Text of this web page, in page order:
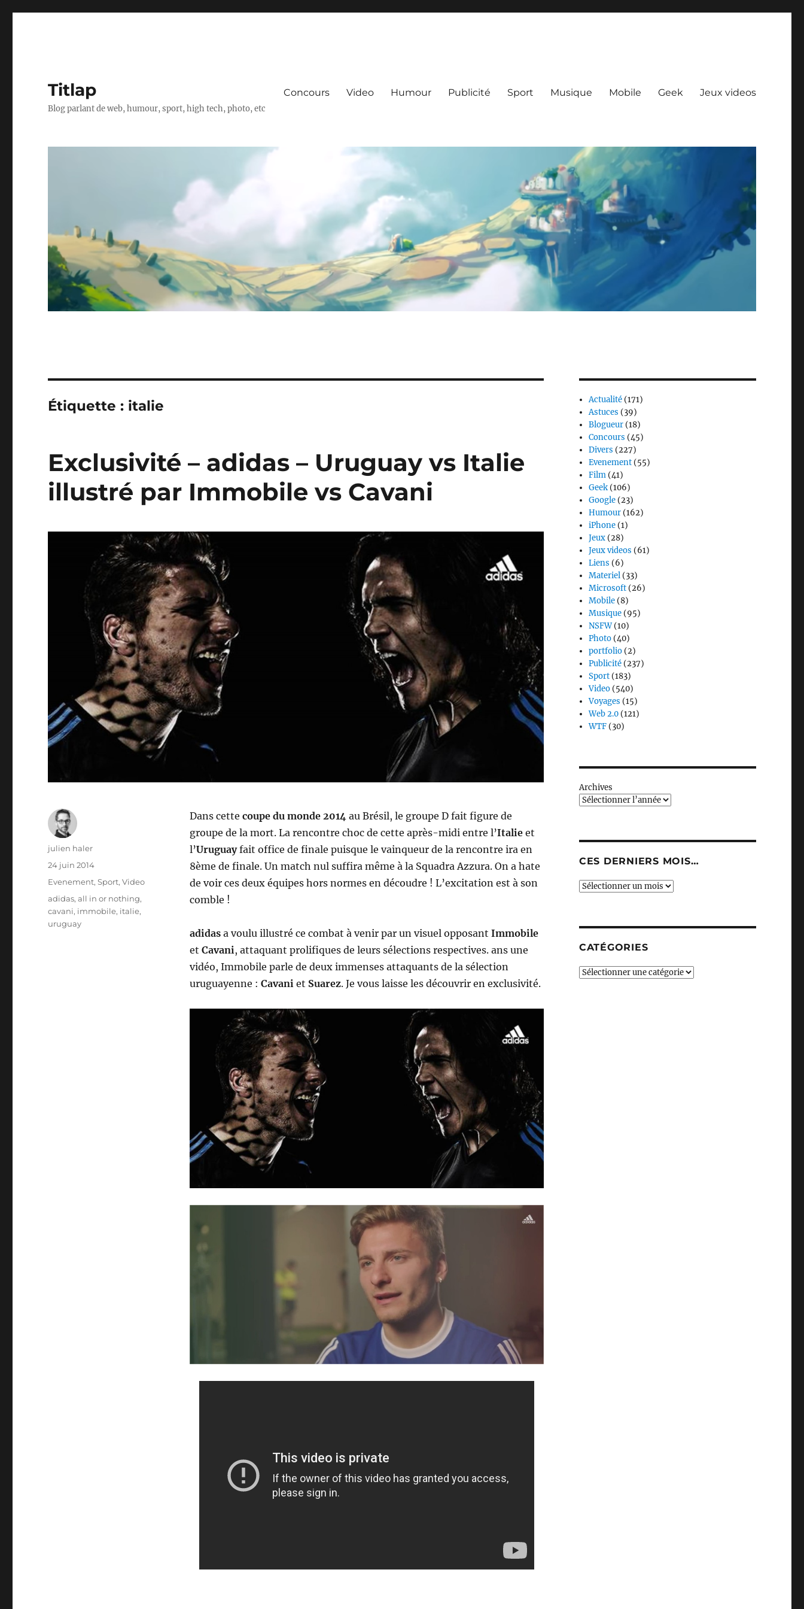
Titlap
Blog parlant de web, humour, sport, high tech, photo, etc
Concours Video Humour Publicité Sport Musique Mobile Geek Jeux videos
Étiquette : italie
Exclusivité – adidas – Uruguay vs Italie
illustré par Immobile vs Cavani
Dans cette coupe du monde 2014au Brésil, le groupe D fait figure de
groupe de la mort. La rencontre choc de cette après-midi entre l’Italieet
l’Uruguayfait office de finale puisque le vainqueur de la rencontre ira en
8ème de finale. Un match nul suffira même à la Squadra Azzura. On a hate
de voir ces deux équipes hors normes en découdre ! L’excitation est à son
comble !
adidasa voulu illustré ce combat à venir par un visuel opposant Immobile
et Cavani, attaquant prolifiques de leurs sélections respectives. ans une
vidéo, Immobile parle de deux immenses attaquants de la sélection
uruguayenne : Cavaniet Suarez. Je vous laisse les découvrir en exclusivité.
Auteur
julien haler
Publié
le
24 juin 2014
Catégories
Evenement,Sport,Video
Étiquettes
adidas,all in or nothing,
cavani, immobile, italie,
uruguay
Actualité (171)
Astuces (39)
Blogueur (18)
Concours (45)
Divers (227)
Evenement (55)
Film (41)
Geek (106)
Google (23)
Humour (162)
iPhone (1)
Jeux (28)
Jeux videos (61)
Liens (6)
Materiel (33)
Microsoft (26)
Mobile (8)
Musique (95)
NSFW(10)
Photo (40)
portfolio (2)
Publicité (237)
Sport (183)
Video (540)
Voyages (15)
Web 2.0 (121)
WTF (30)
Archives
CES DERNIERS MOIS…
Ces
CATÉGORIES
Catégories